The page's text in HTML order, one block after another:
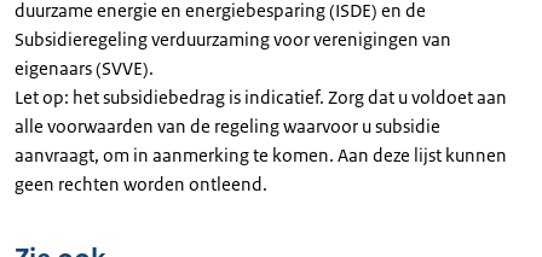
duurzame energie en energiebesparing (ISDE) en de
Subsidieregeling verduurzaming voor verenigingen van
eigenaars (SVVE).
Let op: het subsidiebedrag is indicatief. Zorg dat u voldoet aan
alle voorwaarden van de regeling waarvoor u subsidie
aanvraagt, om in aanmerking te komen. Aan deze lijst kunnen
geen rechten worden ontleend.